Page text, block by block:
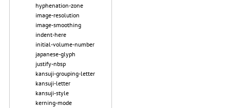
hyphenation-zone
image-resolution
image-smoothing
indent-here
initial-volume-number
japanese-glyph
justify-nbsp
kansuji-grouping-letter
kansuji-letter
kansuji-style
kerning-mode